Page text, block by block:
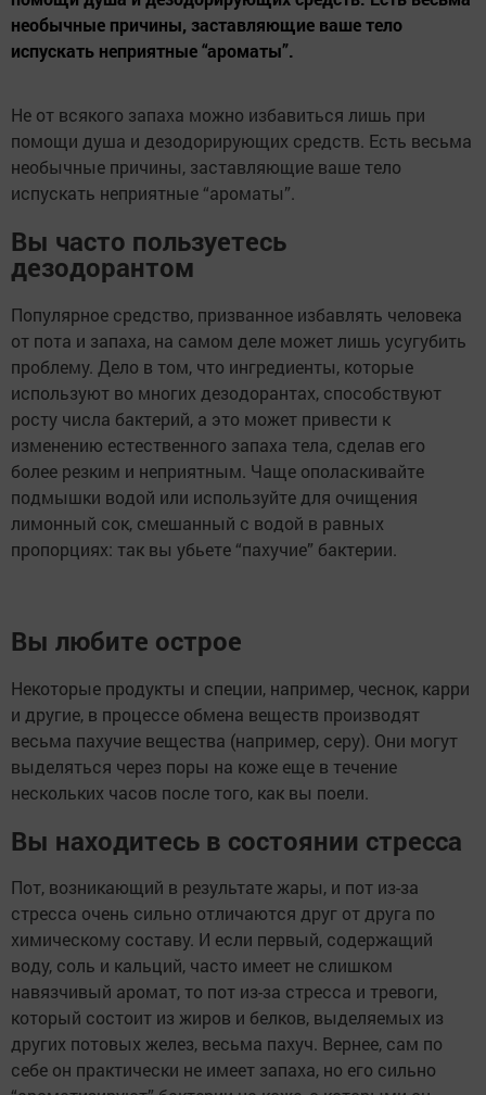
необычные причины, заставляющие ваше тело
испускать неприятные “ароматы”.
Не от всякого запаха можно избавиться лишь при
помощи душа и дезодорирующих средств. Есть весьма
необычные причины, заставляющие ваше тело
испускать неприятные “ароматы”.
Вы часто пользуетесь
дезодорантом
Популярное средство, призванное избавлять человека
от пота и запаха, на самом деле может лишь усугубить
проблему. Дело в том, что ингредиенты, которые
используют во многих дезодорантах, способствуют
росту числа бактерий, а это может привести к
изменению естественного запаха тела, сделав его
более резким и неприятным. Чаще ополаскивайте
подмышки водой или используйте для очищения
лимонный сок, смешанный с водой в равных
пропорциях: так вы убьете “пахучие” бактерии.
Вы любите острое
Некоторые продукты и специи, например, чеснок, карри
и другие, в процессе обмена веществ производят
весьма пахучие вещества (например, серу). Они могут
выделяться через поры на коже еще в течение
нескольких часов после того, как вы поели.
Вы находитесь в состоянии стресса
Пот, возникающий в результате жары, и пот из-за
стресса очень сильно отличаются друг от друга по
химическому составу. И если первый, содержащий
воду, соль и кальций, часто имеет не слишком
навязчивый аромат, то пот из-за стресса и тревоги,
который состоит из жиров и белков, выделяемых из
других потовых желез, весьма пахуч. Вернее, сам по
себе он практически не имеет запаха, но его сильно